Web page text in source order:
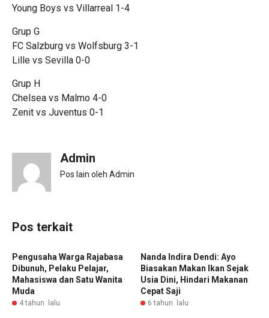
Young Boys vs Villarreal 1-4
Grup G
FC Salzburg vs Wolfsburg 3-1
Lille vs Sevilla 0-0
Grup H
Chelsea vs Malmo 4-0
Zenit vs Juventus 0-1
Admin
Pos lain oleh Admin
Pos terkait
Pengusaha Warga Rajabasa
Dibunuh, Pelaku Pelajar,
Mahasiswa dan Satu Wanita
Muda
4 tahun lalu
Nanda Indira Dendi: Ayo
Biasakan Makan Ikan Sejak
Usia Dini, Hindari Makanan
Cepat Saji
6 tahun lalu